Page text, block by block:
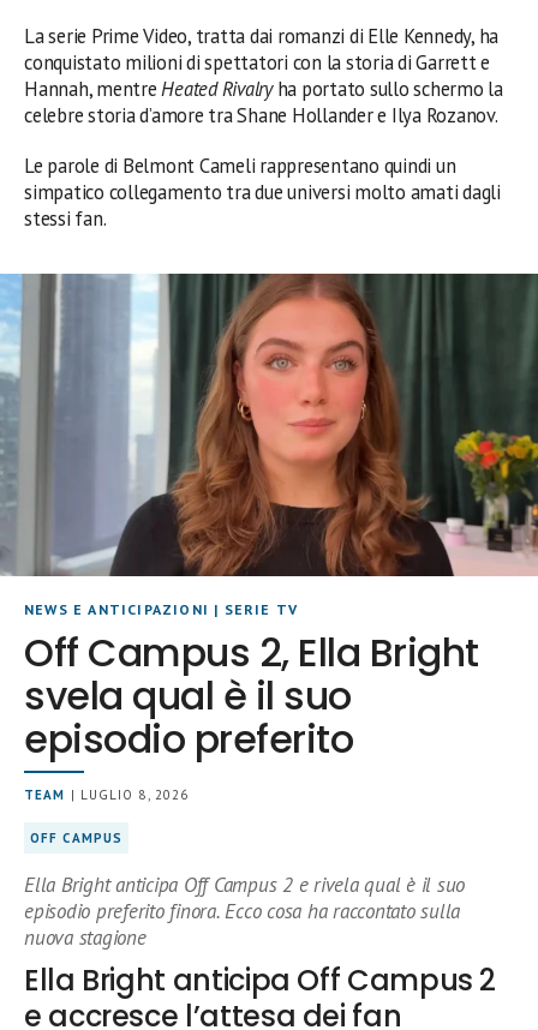
La serie Prime Video, tratta dai romanzi di Elle Kennedy, ha
conquistato milioni di spettatori con la storia di Garrett e
Hannah, mentreHeated Rivalryha portato sullo schermo la
celebre storia d’amore tra Shane Hollander e Ilya Rozanov.
Le parole di Belmont Cameli rappresentano quindi un
simpatico collegamento tra due universi molto amati dagli
stessi fan.
NEWS E ANTICIPAZIONI | SERIE TV
Off Campus 2, Ella Bright
svela qual è il suo
episodio preferito
TEAM | LUGLIO 8, 2026
OFF CAMPUS
Ella Bright anticipa Off Campus 2 e rivela qual è il suo
episodio preferito finora. Ecco cosa ha raccontato sulla
nuova stagione
Ella Bright anticipa Off Campus 2
e accresce l’attesa dei fan